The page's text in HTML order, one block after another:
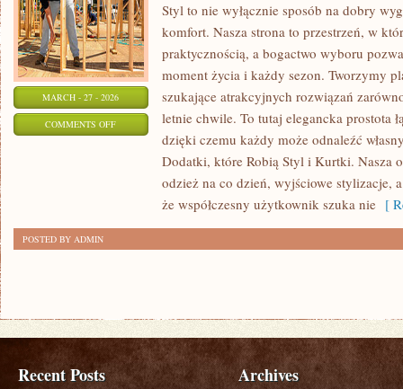
MARCH - 27 - 2026
COMMENTS OFFON
Styl to nie wyłącznie sposób na dobry
komfort. Nasza strona to przestrzeń, w
praktycznością, a bogactwo wyboru
moment życia i każdy sezon. Tworzymy
szukające atrakcyjnych rozwiązań
letnie chwile. To tutaj elegancka prostota
dzięki czemu każdy może odnaleźć
Dodatki, które Robią Styl i Kurtki. Nasza
odzież na co dzień, wyjściowe stylizacje,
że współczesny użytkownik szuka nie [
POSTED BY ADMIN
Recent Posts Archives